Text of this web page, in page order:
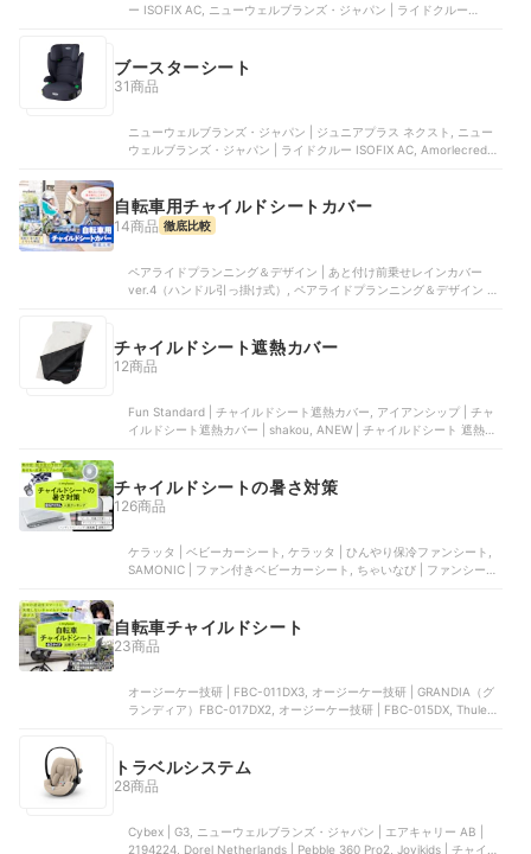
ー ISOFIX AC, ニューウェルブランズ・ジャパン | ライドクルー
ブースターシート
31商品
ニューウェルブランズ・ジャパン | ジュニアプラス ネクスト, ニュー
ウェルブランズ・ジャパン | ライドクルー ISOFIX AC, Amorlecredit |
ト
自転車用チャイルドシートカバー
14商品 徹底比較
ペアライドプランニング＆デザイン | あと付け前乗せレインカバー
ver.4（ハンドル引っ掛け式）, ペアライドプランニング＆デザイン |
後付けシート用 レインカバー, フジモリ | プレミアムチャイルドシー
トレインカバーver04 リア用 | L-PCR04
チャイルドシート遮熱カバー
12商品
Fun Standard | チャイルドシート遮熱カバー, アイアンシップ | チャ
イルドシート遮熱カバー | shakou, ANEW | チャイルドシート 遮熱カ
チャイルドシートの暑さ対策
126商品
ケラッタ | ベビーカーシート, ケラッタ | ひんやり保冷ファンシート,
SAMONIC | ファン付きベビーカーシート, ちゃいなび | ファンシート
自転車チャイルドシート
23商品
オージーケー技研 | FBC-011DX3, オージーケー技研 | GRANDIA（グ
ランディア）FBC-017DX2, オージーケー技研 | FBC-015DX, Thule
トラベルシステム
28商品
Cybex | G3, ニューウェルブランズ・ジャパン | エアキャリー AB |
2194224, Dorel Netherlands | Pebble 360 Pro2, Jovikids | チャイル